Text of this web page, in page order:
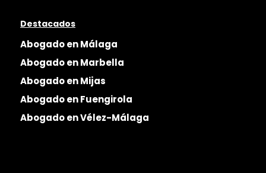
Destacados
Abogado en Málaga
Abogado en Marbella
Abogado en Mijas
Abogado en Fuengirola
Abogado en Vélez-Málaga